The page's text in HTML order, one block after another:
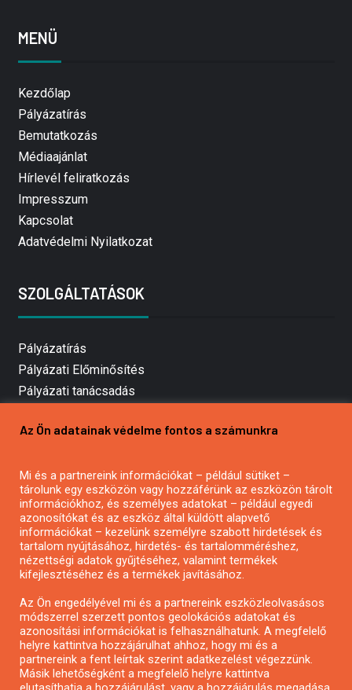
MENÜ
Kezdőlap
Pályázatírás
Bemutatkozás
Médiaajánlat
Hírlevél feliratkozás
Impresszum
Kapcsolat
Adatvédelmi Nyilatkozat
SZOLGÁLTATÁSOK
Pályázatírás
Pályázati Előminősítés
Pályázati tanácsadás
Mezőgazdasági pályázatírás
Pályázatírás civil szervezeteknek
Pályázatírás önkormányzatoknak
Pályázatfigyelés
Specifikus pályázatfigyelés vagy hírlevél
Pályázatok magánszemélyeknek
Pályázatok civil szervezeteknek
Az Ön adatainak védelme fontos a számunkra
Mi és a partnereink információkat – például sütiket –
tárolunk egy eszközön vagy hozzáférünk az eszközön tárolt
információkhoz, és személyes adatokat – például egyedi
azonosítókat és az eszköz által küldött alapvető
információkat – kezelünk személyre szabott hirdetések és
tartalom nyújtásához, hirdetés- és tartalomméréshez,
nézettségi adatok gyűjtéséhez, valamint termékek
kifejlesztéséhez és a termékek javításához.
Az Ön engedélyével mi és a partnereink eszközleolvasásos
módszerrel szerzett pontos geolokációs adatokat és
azonosítási információkat is felhasználhatunk. A megfelelő
helyre kattintva hozzájárulhat ahhoz, hogy mi és a
partnereink a fent leírtak szerint adatkezelést végezzünk.
Másik lehetőségként a megfelelő helyre kattintva